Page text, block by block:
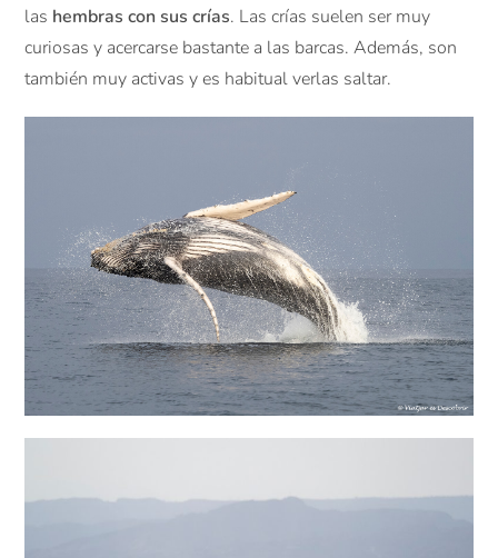
las hembras con sus crías. Las crías suelen ser muy
curiosas y acercarse bastante a las barcas. Además, son
también muy activas y es habitual verlas saltar.